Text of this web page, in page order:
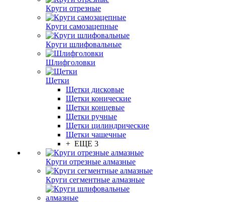
Круги отрезные
Круги самозацепные
Круги шлифовальные
Шлифголовки
Щетки
Щетки дисковые
Щетки конические
Щетки концевые
Щетки ручные
Щетки цилиндрические
Щетки чашечные
+ ЕЩЕ 3
Круги отрезные алмазные
Круги сегментные алмазные